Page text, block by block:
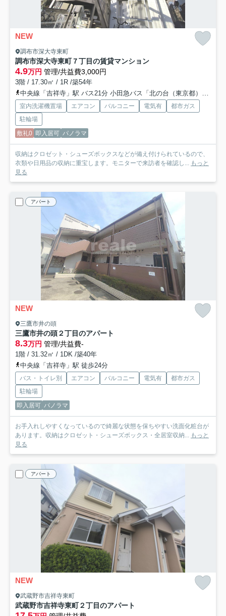
NEW
調布市深大寺東町
調布市深大寺東町７丁目の賃貸マンション
4.9万円 管理/共益費3,000円
3階 / 17.30㎡ / 1R /築54年
中央線「吉祥寺」駅 バス21分 小田急バス「北の台（東京都）」 停歩3分
室内洗濯機置場 エアコン バルコニー 電気有
都市ガス
駐輪場
敷礼0 即入居可 パノラマ
収納はクロゼット・シューズボックスなどが備え付けられているので、
衣類や日用品の収納に重宝します。モニターで来訪者を確認し... もっと
見る
アパート
NEW
三鷹市井の頭
三鷹市井の頭２丁目のアパート
8.3万円 管理/共益費-
1階 / 31.32㎡ / 1DK /築40年
中央線「吉祥寺」駅 徒歩24分
バス・トイレ別 エアコン バルコニー 電気有
都市ガス
駐輪場
即入居可 パノラマ
お手入れしやすくなっているので綺麗な状態を保ちやすい洗面化粧台が
あります。収納はクロゼット・シューズボックス・全居室収納... もっと
見る
アパート
NEW
武蔵野市吉祥寺東町
武蔵野市吉祥寺東町２丁目のアパート